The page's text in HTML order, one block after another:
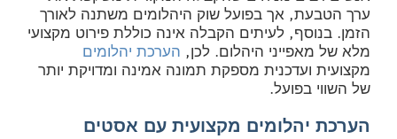
ערך הטבעת, אך בפועל שוק היהלומים משתנה לאורך
הזמן. בנוסף, לעיתים הקבלה אינה כוללת פירוט מקצועי
מלא של מאפייני היהלום. לכן, הערכת יהלומים
מקצועית ועדכנית מספקת תמונה אמינה ומדויקת יותר
של השווי בפועל.
הערכת יהלומים מקצועית עם אסטים